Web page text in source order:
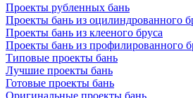
Проекты рубленных бань
Проекты бань из оцилиндрованного
Проекты бань из клееного бруса
Проекты бань из профилированного
Типовые проекты бань
Лучшие проекты бань
Готовые проекты бань
Оригинальные проекты бань